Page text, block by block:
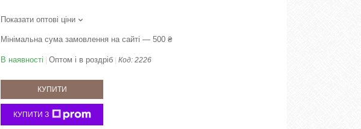
Показати оптові ціни
Мінімальна сума замовлення на сайті — 500 ₴
В наявності Оптом і в роздріб Код: 2226
КУПИТИ
КУПИТИ З